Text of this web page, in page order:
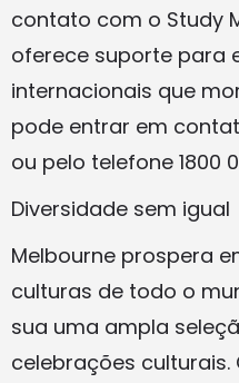
contato com o Study
oferece suporte para
internacionais que
pode entrar em
ou pelo telefone 1800
Diversidade sem igual
Melbourne prospera
culturas de todo o
sua uma ampla
celebrações